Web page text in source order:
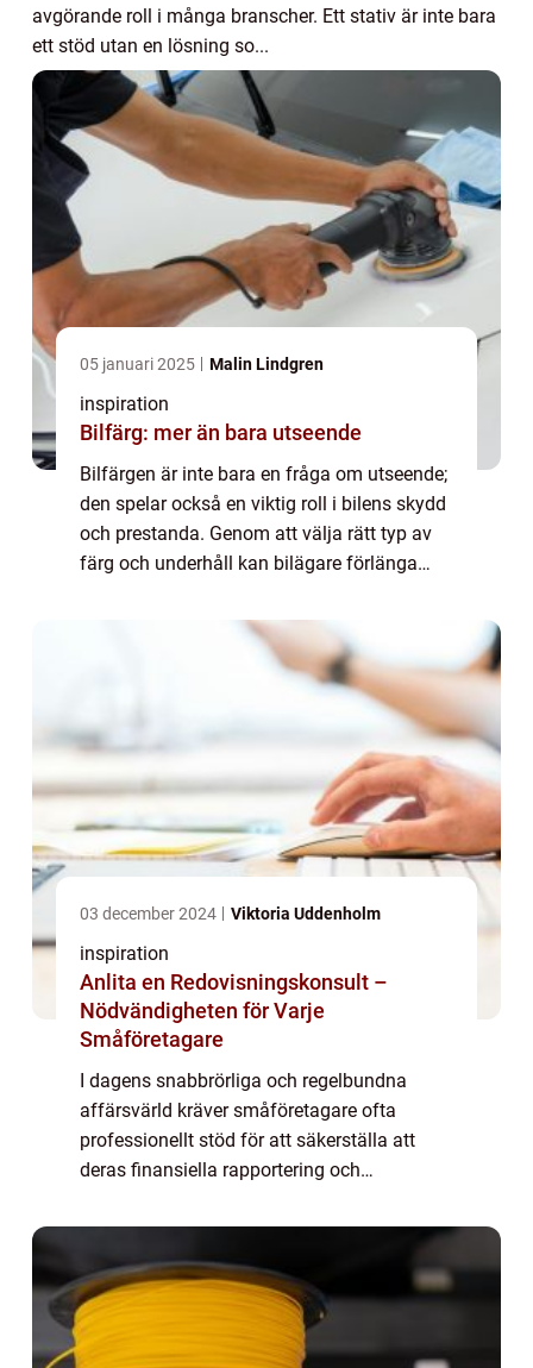
avgörande roll i många branscher. Ett stativ är inte bara
ett stöd utan en lösning so...
05 januari 2025 Malin Lindgren
inspiration
Bilfärg: mer än bara utseende
Bilfärgen är inte bara en fråga om utseende;
den spelar också en viktig roll i bilens skydd
och prestanda. Genom att välja rätt typ av
färg och underhåll kan bilägare förlänga
03 december 2024 Viktoria Uddenholm
inspiration
Anlita en Redovisningskonsult –
Nödvändigheten för Varje
Småföretagare
I dagens snabbrörliga och regelbundna
affärsvärld kräver småföretagare ofta
professionellt stöd för att säkerställa att
deras finansiella rapportering och